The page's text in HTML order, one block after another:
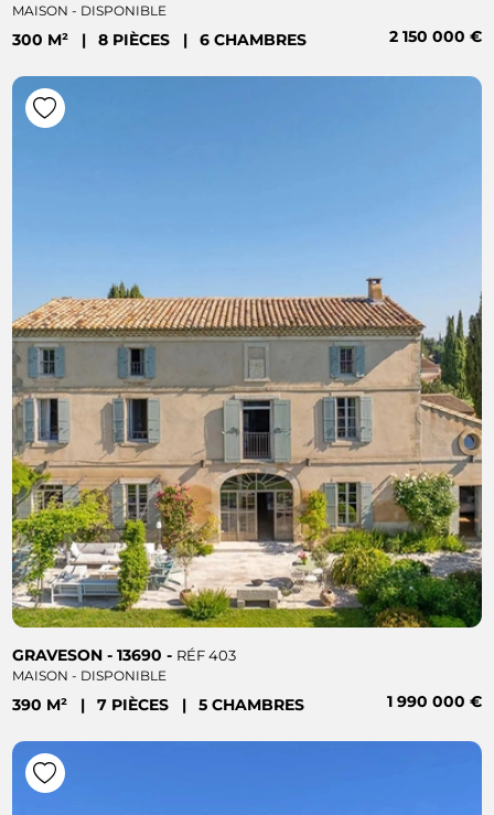
MAISON - DISPONIBLE
300 M² | 8 PIÈCES | 6 CHAMBRES 2 150 000 €
GRAVESON - 13690 - RÉF 403
MAISON - DISPONIBLE
390 M² | 7 PIÈCES | 5 CHAMBRES 1 990 000 €